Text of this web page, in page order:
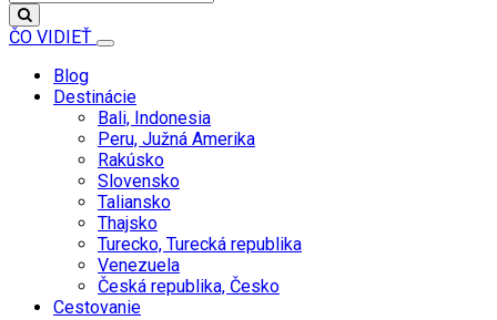
ČO VIDIEŤ
Blog
Destinácie
Bali, Indonesia
Peru, Južná Amerika
Rakúsko
Slovensko
Taliansko
Thajsko
Turecko, Turecká republika
Venezuela
Česká republika, Česko
Cestovanie